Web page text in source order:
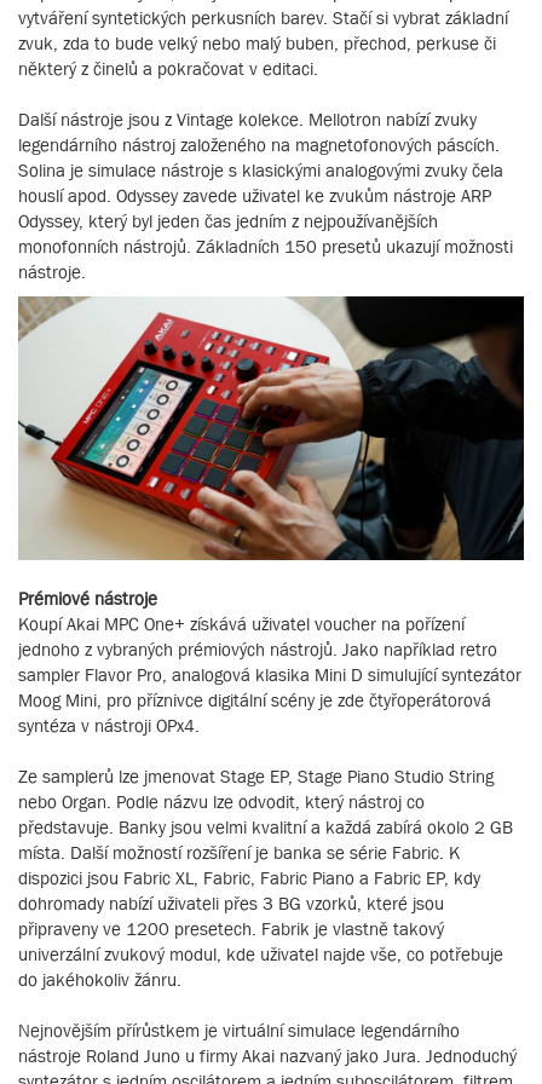
vytváření syntetických perkusních barev. Stačí si vybrat základní
zvuk, zda to bude velký nebo malý buben, přechod, perkuse či
některý z činelů a pokračovat v editaci.
Další nástroje jsou z Vintage kolekce. Mellotron nabízí zvuky
legendárního nástroj založeného na magnetofonových páscích.
Solina je simulace nástroje s klasickými analogovými zvuky čela
houslí apod. Odyssey zavede uživatel ke zvukům nástroje ARP
Odyssey, který byl jeden čas jedním z nejpoužívanějších
monofonních nástrojů. Základních 150 presetů ukazují možnosti
nástroje.
Prémiové nástroje
Koupí Akai MPC One+ získává uživatel voucher na pořízení
jednoho z vybraných prémiových nástrojů. Jako například retro
sampler Flavor Pro, analogová klasika Mini D simulující syntezátor
Moog Mini, pro příznivce digitální scény je zde čtyřoperátorová
syntéza v nástroji OPx4.
Ze samplerů lze jmenovat Stage EP, Stage Piano Studio String
nebo Organ. Podle názvu lze odvodit, který nástroj co
představuje. Banky jsou velmi kvalitní a každá zabírá okolo 2 GB
místa. Další možností rozšíření je banka se série Fabric. K
dispozici jsou Fabric XL, Fabric, Fabric Piano a Fabric EP, kdy
dohromady nabízí uživateli přes 3 BG vzorků, které jsou
připraveny ve 1200 presetech. Fabrik je vlastně takový
univerzální zvukový modul, kde uživatel najde vše, co potřebuje
do jakéhokoliv žánru.
Nejnovějším přírůstkem je virtuální simulace legendárního
nástroje Roland Juno u firmy Akai nazvaný jako Jura. Jednoduchý